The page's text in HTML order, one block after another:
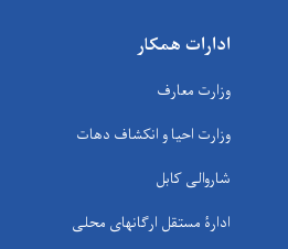
ادارات همکار
وزارت معارف
وزارت احیا و انکشاف دهات
شاروالی کابل
ادارۀ مستقل ارگانهای محلی